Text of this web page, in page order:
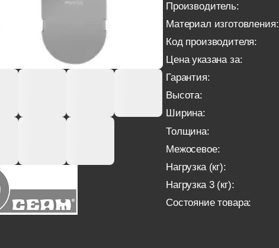
Производитель:
Материал изготовления:
Код производителя:
Цена указана за:
Гарантия:
Высота:
Ширина:
Толщина:
Межосевое:
Нагрузка (кг):
Нагрузка 3 (кг):
Состояние товара: